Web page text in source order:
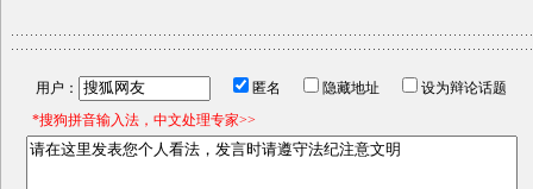
用户： 匿名 隐藏地址
设为辩论话题
*搜狗拼音输入法，中文处理专家>>